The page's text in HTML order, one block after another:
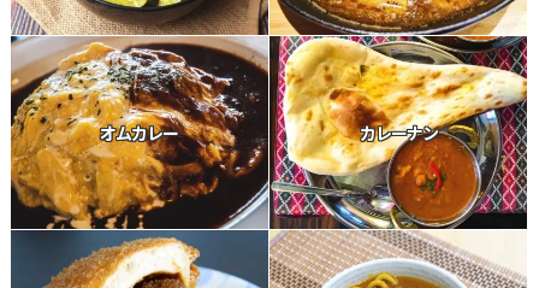
オムカレー カレーナン